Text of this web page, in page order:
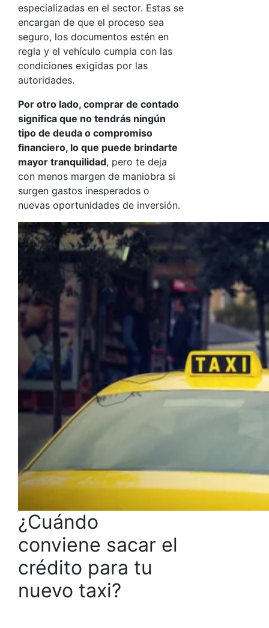
especializadas en el sector. Estas se
encargan de que el proceso sea
seguro, los documentos estén en
regla y el vehículo cumpla con las
condiciones exigidas por las
autoridades.
Por otro lado, comprar de contado
significa que no tendrás ningún
tipo de deuda o compromiso
financiero, lo que puede brindarte
mayor tranquilidad, pero te deja
con menos margen de maniobra si
surgen gastos inesperados o
nuevas oportunidades de inversión.
¿Cuándo
conviene sacar el
crédito para tu
nuevo taxi?